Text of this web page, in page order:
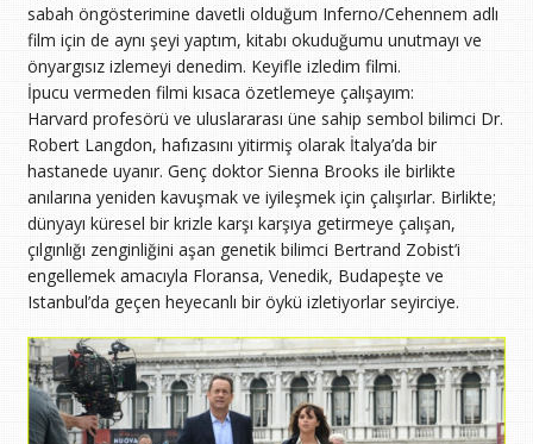
sabah öngösterimine davetli olduğum Inferno/Cehennem adlı
film için de aynı şeyi yaptım, kitabı okuduğumu unutmayı ve
önyargısız izlemeyi denedim. Keyifle izledim filmi.
İpucu vermeden filmi kısaca özetlemeye çalışayım:
Harvard profesörü ve uluslararası üne sahip sembol bilimci Dr.
Robert Langdon, hafızasını yitirmiş olarak İtalya’da bir
hastanede uyanır. Genç doktor Sienna Brooks ile birlikte
anılarına yeniden kavuşmak ve iyileşmek için çalışırlar. Birlikte;
dünyayı küresel bir krizle karşı karşıya getirmeye çalışan,
çılgınlığı zenginliğini aşan genetik bilimci Bertrand Zobist’i
engellemek amacıyla Floransa, Venedik, Budapeşte ve
Istanbul’da geçen heyecanlı bir öykü izletiyorlar seyirciye.